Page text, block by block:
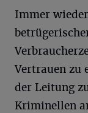
Immer
Vertrauen zu
der Leitung
Kriminellen